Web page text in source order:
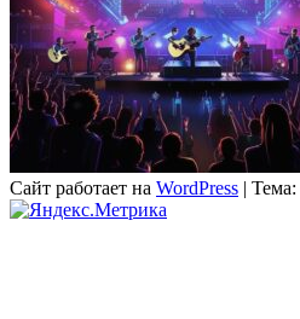
Сайт работает на WordPress | Тема: